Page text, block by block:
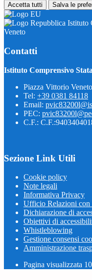
Accetta tutti Salva le
Istituto
Veneto
Contatti
Istituto Comprensivo
Piazza Vittorio
Tel: +39 0381 84118
Email:
PEC:
C.F.:
Sezione Link Utili
Cookie policy
Note legali
Informativa Privacy
Ufficio Relazioni con
Dichiarazione di
Obiettivi di
Whistleblowing
Gestione consensi
Amministrazione
Pagina visualizzata